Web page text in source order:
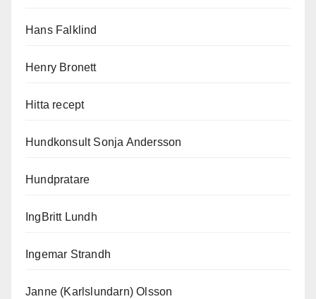
Hans Falklind
Henry Bronett
Hitta recept
Hundkonsult Sonja Andersson
Hundpratare
IngBritt Lundh
Ingemar Strandh
Janne (Karlslundarn) Olsson